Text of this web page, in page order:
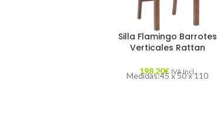
Silla Flamingo Barrotes
Verticales Rattan
198,20€ IVA Incl.
Medidas:45 x 50 x 110